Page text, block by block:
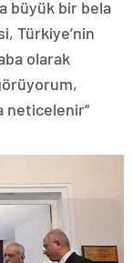
büyük bir bela
Türkiye’nin
olarak
neticelenir”